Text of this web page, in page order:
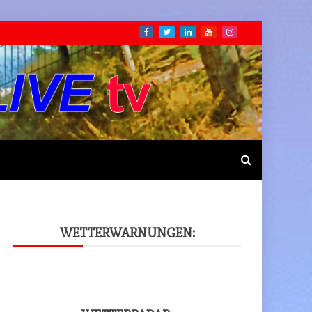
WET­TER­WAR­NUN­GEN: